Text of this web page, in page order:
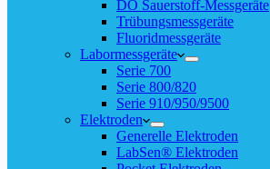
DO Sauerstoff-Messgeräte
Trübungsmessgeräte
Fluoridmessgeräte
Labormessgeräte
Serie 700
Serie 800/820
Serie 910/950/9500
Elektroden
Generelle Elektroden
LabSen® Elektroden